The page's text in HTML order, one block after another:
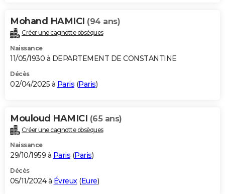
Mohand HAMICI (94 ans)
Créer une cagnotte obsèques
Naissance
11/05/1930 à DEPARTEMENT DE CONSTANTINE
Décès
02/04/2025 à Paris (Paris)
Mouloud HAMICI (65 ans)
Créer une cagnotte obsèques
Naissance
29/10/1959 à Paris (Paris)
Décès
05/11/2024 à Évreux(Eure)